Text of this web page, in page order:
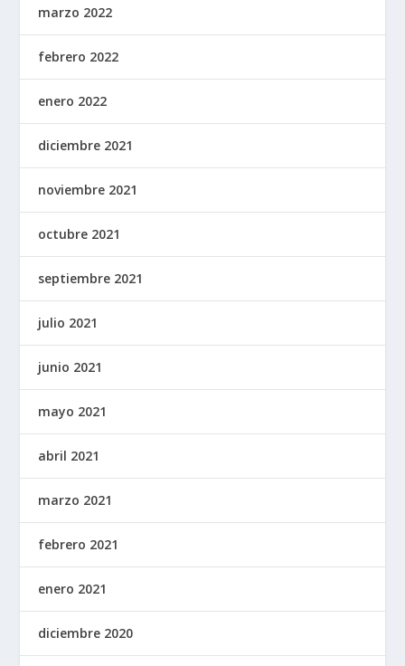
marzo 2022
febrero 2022
enero 2022
diciembre 2021
noviembre 2021
octubre 2021
septiembre 2021
julio 2021
junio 2021
mayo 2021
abril 2021
marzo 2021
febrero 2021
enero 2021
diciembre 2020